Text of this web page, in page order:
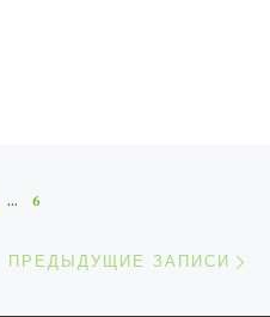
… 6
ПРЕДЫДУЩИЕ ЗАПИСИ